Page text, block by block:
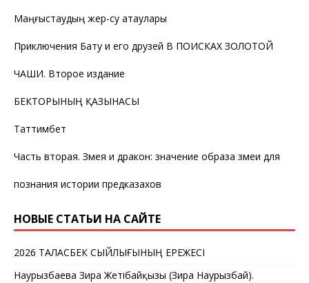
Маңғыстаудың жер-су атаулары
Приключения Бату и его друзей В ПОИСКАХ ЗОЛОТОЙ
ЧАШИ. Второе издание
БЕКТОРЫНЫҢ ҚАЗЫНАСЫ
Таттимбет
Часть вторая. Змея и дракон: значение образа змеи для
познания истории предказахов
НОВЫЕ СТАТЬИ НА САЙТЕ
2026 ТАЛАСБЕК СЫЙЛЫҒЫНЫҢ ЕРЕЖЕСІ
Наурызбаева Зира Жетібайқызы (Зира Наурызбай).